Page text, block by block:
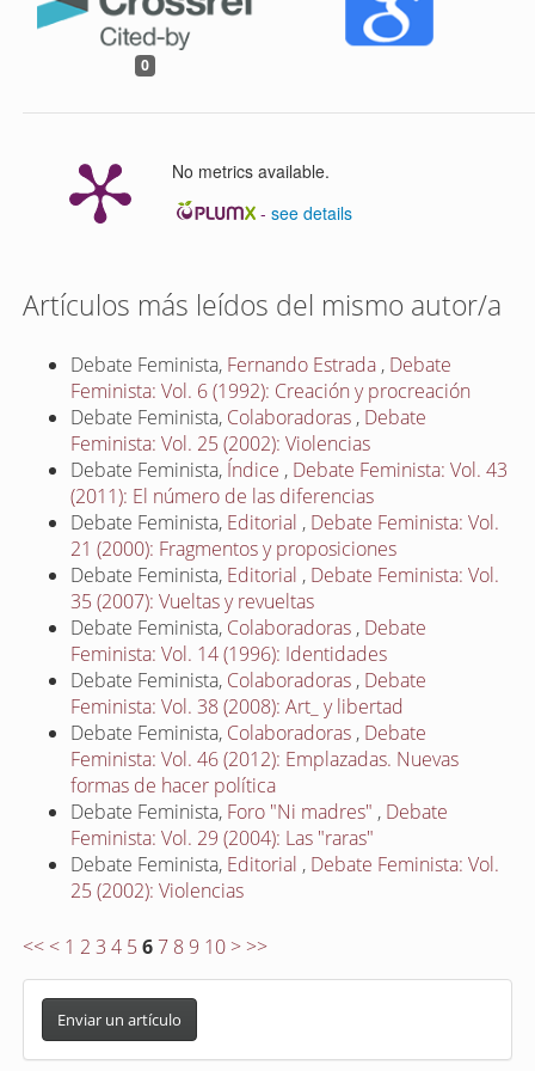
0
No metrics available.
-see details
Artículos más leídos del mismo autor/a
Debate Feminista, Fernando Estrada , Debate
Feminista: Vol. 6 (1992): Creación y procreación
Debate Feminista, Colaboradoras , Debate
Feminista: Vol. 25 (2002): Violencias
Debate Feminista, Índice , Debate Feminista: Vol. 43
(2011): El número de las diferencias
Debate Feminista, Editorial , Debate Feminista: Vol.
21 (2000): Fragmentos y proposiciones
Debate Feminista, Editorial , Debate Feminista: Vol.
35 (2007): Vueltas y revueltas
Debate Feminista, Colaboradoras , Debate
Feminista: Vol. 14 (1996): Identidades
Debate Feminista, Colaboradoras , Debate
Feminista: Vol. 38 (2008): Art_ y libertad
Debate Feminista, Colaboradoras , Debate
Feminista: Vol. 46 (2012): Emplazadas. Nuevas
formas de hacer política
Debate Feminista, Foro "Ni madres" , Debate
Feminista: Vol. 29 (2004): Las "raras"
Debate Feminista, Editorial , Debate Feminista: Vol.
25 (2002): Violencias
<< < 1 2 3 4 5 6 7 8 9 10 > >>
E
v
Enviar un artículo